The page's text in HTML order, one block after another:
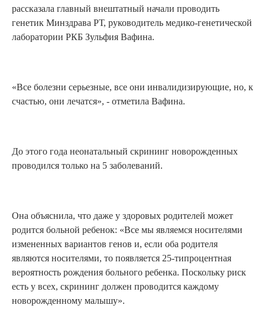
рассказала главный внештатный начали проводить
генетик Минздрава РТ, руководитель медико-генетической
лаборатории РКБ Зульфия Вафина.
«Все болезни серьезные, все они инвалидизирующие, но, к
счастью, они лечатся», - отметила Вафина.
До этого года неонатальный скрининг новорожденных
проводился только на 5 заболеваний.
Она объяснила, что даже у здоровых родителей может
родится больной ребенок: «Все мы являемся носителями
измененных вариантов генов и, если оба родителя
являются носителями, то появляется 25-типроцентная
вероятность рождения больного ребенка. Поскольку риск
есть у всех, скрининг должен проводится каждому
новорожденному малышу».